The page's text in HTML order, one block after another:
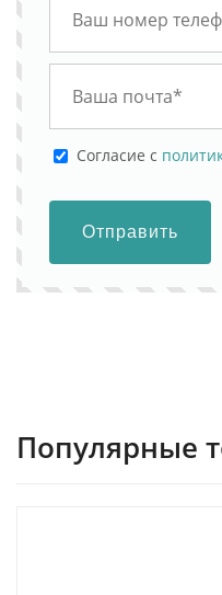
Cогласие с
Отправить
Популярные